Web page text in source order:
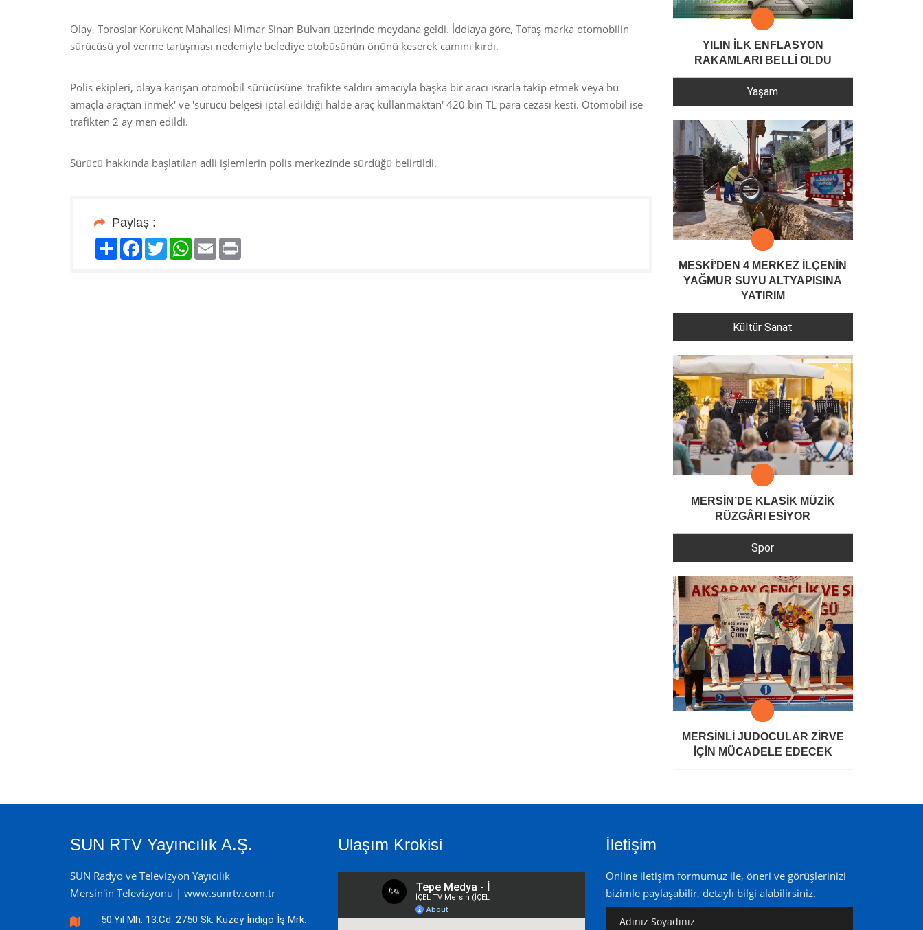
Olay, Toroslar Korukent Mahallesi Mimar Sinan Bulvarı üzerinde meydana geldi. İddiaya göre, Tofaş marka otomobilin
sürücüsü yol verme tartışması nedeniyle belediye otobüsünün önünü keserek camını kırdı.
Polis ekipleri, olaya karışan otomobil sürücüsüne 'trafikte saldırı amacıyla başka bir aracı ısrarla takip etmek veya bu
amaçla araçtan inmek' ve 'sürücü belgesi iptal edildiği halde araç kullanmaktan' 420 bin TL para cezası kesti. Otomobil ise
trafikten 2 ay men edildi.
Sürücü hakkında başlatılan adli işlemlerin polis merkezinde sürdüğü belirtildi.
Paylaş :
PaylaşFacebook
TwitterWhatsApp
Email
YILIN İLK ENFLASYON
RAKAMLARI BELLİ OLDU
Yaşam
MESKİ’DEN 4 MERKEZ İLÇENİN
YAĞMUR SUYU ALTYAPISINA
YATIRIM
Kültür Sanat
MERSİN’DE KLASİK MÜZİK
RÜZGÂRI ESİYOR
Spor
MERSİNLİ JUDOCULAR ZİRVE
İÇİN MÜCADELE EDECEK
SUN RTV Yayıncılık A.Ş.
SUN Radyo ve Televizyon Yayıcılık
Mersin'in Televizyonu | www.sunrtv.com.tr
50.Yıl Mh. 13.Cd. 2750 Sk. Kuzey İndigo İş Mrk.
Ulaşım Krokisi İletişim
Online iletişim formumuz ile, öneri ve görüşlerinizi
bizimle paylaşabilir, detaylı bilgi alabilirsiniz.